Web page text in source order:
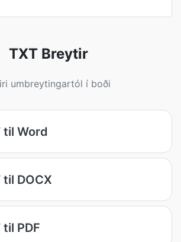
TXT Breytir
umbreytingartól í boði
til Word
til DOCX
til PDF